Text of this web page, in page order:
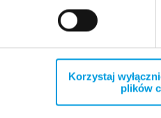
Korzystaj
plików